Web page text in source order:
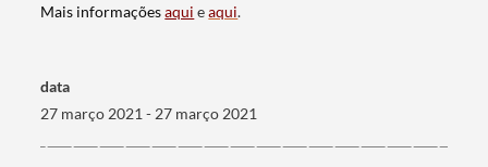
Mais informaçõesaqui eaqui.
data
27 março 2021 - 27 março 2021